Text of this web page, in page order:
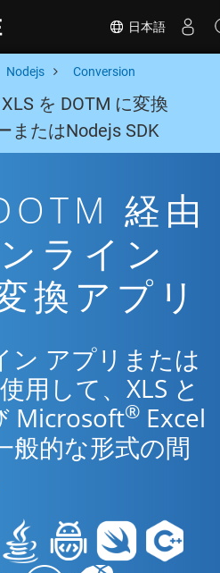
日本語
Nodejs Conversion
を DOTM に変換
またはNodejs SDK
経由
ライン
換アプリ
ン アプリまたは
用して、XLS と
Microsoft® Excel
般的な形式の間